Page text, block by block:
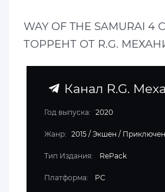
WAY OF THE SAMURAI 4
ТОРРЕНТ ОТ R.G.
Канал R.G.
Год выпуска: 2020
Жанр: 2015 / Экшен /
Тип Издания: RePack
Платформа: PC